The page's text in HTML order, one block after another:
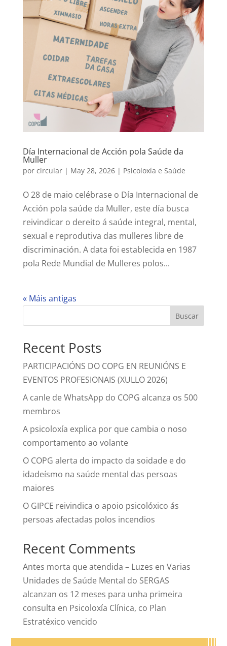
Día Internacional de Acción pola Saúde da
Muller
por circular| May 28, 2026| Psicoloxía e Saúde
O 28 de maio celébrase o Día Internacional de
Acción pola saúde da Muller, este día busca
reivindicar o dereito á saúde integral, mental,
sexual e reprodutiva das mulleres libre de
discriminación. A data foi establecida en 1987
pola Rede Mundial de Mulleres polos...
« Máis antigas
Buscar
Recent Posts
PARTICIPACIÓNS DO COPG EN REUNIÓNS E
EVENTOS PROFESIONAIS (XULLO 2026)
A canle de WhatsApp do COPG alcanza os 500
membros
A psicoloxía explica por que cambia o noso
comportamento ao volante
O COPG alerta do impacto da soidade e do
idadeísmo na saúde mental das persoas
maiores
O GIPCE reivindica o apoio psicolóxico ás
persoas afectadas polos incendios
Recent Comments
Antes morta que atendida – Luzes en Varias
Unidades de Saúde Mental do SERGAS
alcanzan os 12 meses para unha primeira
consulta en Psicoloxía Clínica, co Plan
Estratéxico vencido